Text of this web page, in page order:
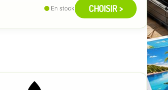
En stock CHOISIR >